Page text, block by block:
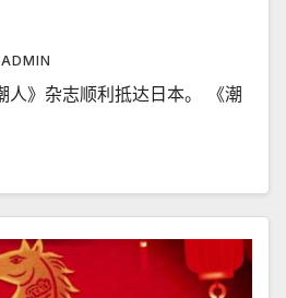
ADMIN
》杂志顺利抵达日本。 《潮